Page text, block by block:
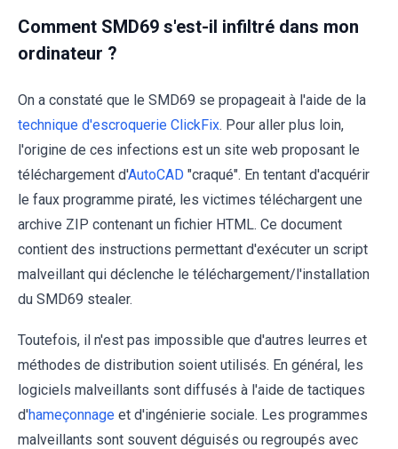
Comment SMD69 s'est-il infiltré dans mon
ordinateur ?
On a constaté que le SMD69 se propageait à l'aide de la
technique d'escroquerie ClickFix. Pour aller plus loin,
l'origine de ces infections est un site web proposant le
téléchargement d'AutoCAD "craqué". En tentant d'acquérir
le faux programme piraté, les victimes téléchargent une
archive ZIP contenant un fichier HTML. Ce document
contient des instructions permettant d'exécuter un script
malveillant qui déclenche le téléchargement/l'installation
du SMD69 stealer.
Toutefois, il n'est pas impossible que d'autres leurres et
méthodes de distribution soient utilisés. En général, les
logiciels malveillants sont diffusés à l'aide de tactiques
d'hameçonnage et d'ingénierie sociale. Les programmes
malveillants sont souvent déguisés ou regroupés avec